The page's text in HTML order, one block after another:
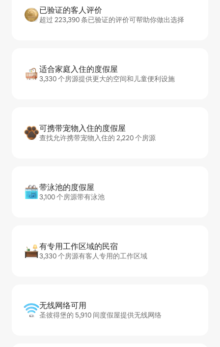
已验证的客人评价
超过 223,390 条已验证的评价可帮助你做出选择
适合家庭入住的度假屋
3,330 个房源提供更大的空间和儿童便利设施
可携带宠物入住的度假屋
查找允许携带宠物入住的 2,220 个房源
带泳池的度假屋
3,100 个房源带有泳池
有专用工作区域的民宿
3,330 个房源有客人专用的工作区域
无线网络可用
圣彼得堡的 5,910 间度假屋提供无线网络